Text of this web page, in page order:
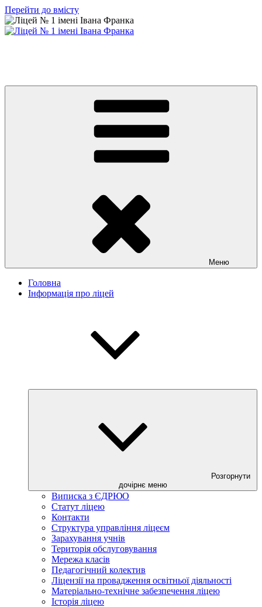
Перейти до вмісту
Меню
Головна
Інформація про ліцей
Розгорнути
дочірнє меню
Виписка з ЄДРЮО
Статут ліцею
Контакти
Структура управління ліцеєм
Зарахування учнів
Територія обслуговування
Мережа класів
Педагогічний колектив
Ліцензії на провадження освітньої діяльності
Матеріально-технічне забезпечення ліцею
Історія ліцею